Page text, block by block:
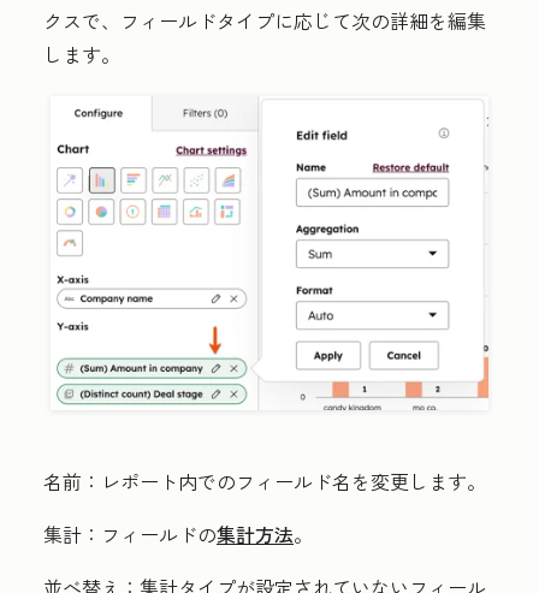
クスで、フィールドタイプに応じて次の詳細を編集
します。
名前： レポート内でのフィールド名を変更します。
集計： フィールドの集計方法。
並べ替え： 集計タイプが設定されていないフィール